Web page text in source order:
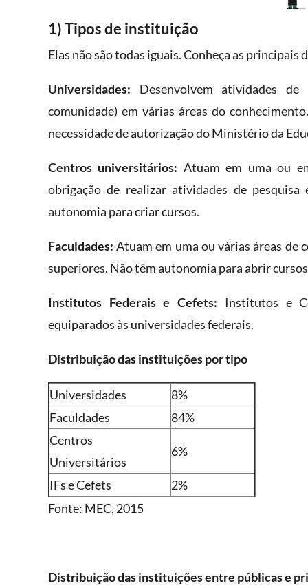
1) Tipos de instituição
Elas não são todas iguais. Conheça as principais
Universidades: Desenvolvem atividades
comunidade) em várias áreas do
necessidade de autorização do Ministério da
Centros universitários: Atuam em uma ou
obrigação de realizar atividades de
autonomia para criar cursos.
Faculdades:Atuam em uma ou várias áreas de
superiores. Não têm autonomia para abrir
Institutos Federais e Cefets: Institutos e
equiparados às universidades federais.
Distribuição das instituições por tipo
Universidades
8%
Faculdades
84%
Centros
Universitários
6%
IFs e Cefets
2%
Fonte: MEC, 2015
Distribuição das instituições entre públicas e